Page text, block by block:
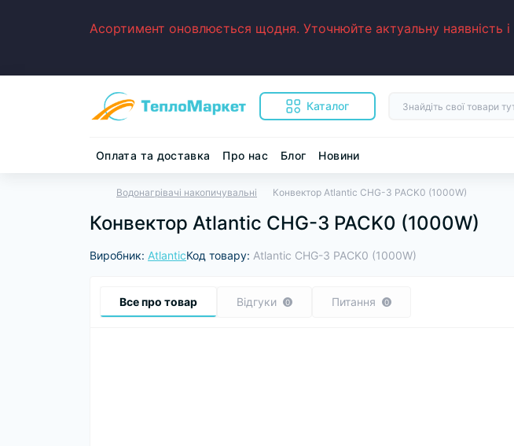
Асортимент оновлюється щодня. Уточнюйте актуальну наявність
Каталог
Оплата та доставка Про нас Блог Новини
Водонагрівачі накопичувальні Конвектор Atlantiс CHG-3 PACK0 (1000W)
Конвектор Atlantiс CHG-3 PACK0 (1000W)
Виробник: AtlanticКод товару: Atlantiс CHG-3 PACK0 (1000W)
Все про товар Відгуки 0 Питання 0